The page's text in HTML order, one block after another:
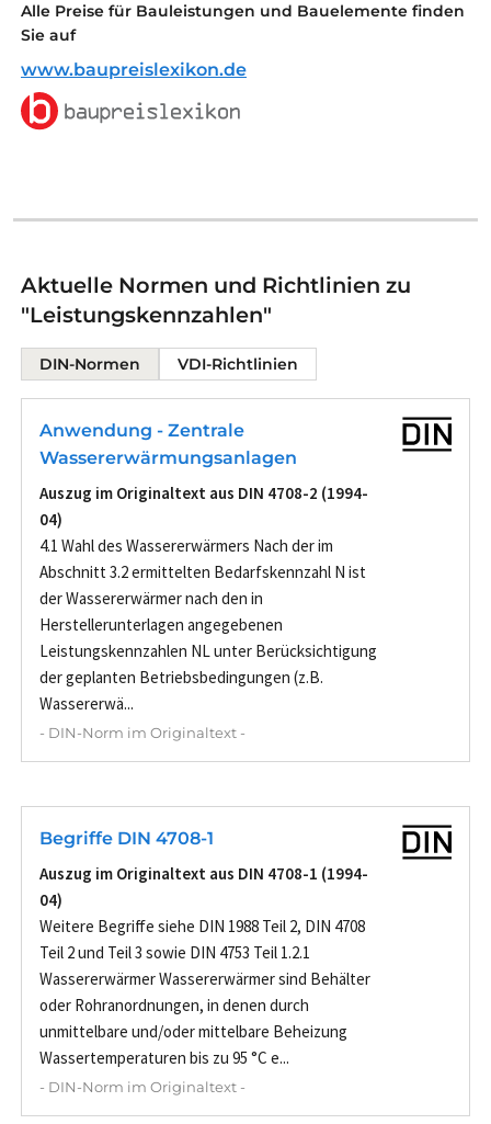
Alle Preise für Bauleistungen und Bauelemente finden
Sie auf
www.baupreislexikon.de
Aktuelle Normen und Richtlinien zu
"Leistungskennzahlen"
DIN-Normen VDI-Richtlinien
Anwendung - Zentrale
Wassererwärmungsanlagen
Auszug im Originaltext aus DIN 4708-2 (1994-
04)
4.1 Wahl des Wassererwärmers Nach der im
Abschnitt 3.2 ermittelten Bedarfskennzahl N ist
der Wassererwärmer nach den in
Herstellerunterlagen angegebenen
Leistungskennzahlen NL unter Berücksichtigung
der geplanten Betriebsbedingungen (z.B.
Wassererwä...
- DIN-Norm im Originaltext -
Begriffe DIN 4708-1
Auszug im Originaltext aus DIN 4708-1 (1994-
04)
Weitere Begriffe siehe DIN 1988 Teil 2, DIN 4708
Teil 2 und Teil 3 sowie DIN 4753 Teil 1.2.1
Wassererwärmer Wassererwärmer sind Behälter
oder Rohranordnungen, in denen durch
unmittelbare und/oder mittelbare Beheizung
Wassertemperaturen bis zu 95 °C e...
- DIN-Norm im Originaltext -